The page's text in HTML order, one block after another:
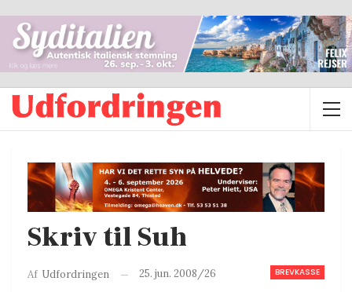
Skriv til Suh
BREVKASSE
Af Udfordringen 25. jun. 2008/26